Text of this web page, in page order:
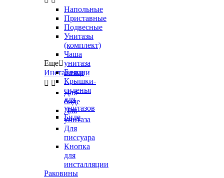
Напольные
Приставные
Подвесные
Унитазы
(комплект)
Чаша
унитаза
Бачки
Крышки-
сиденья
для
унитазов
Биде
Еще
Инсталляции
 
Для
биде
Для
унитаза
Для
писсуара
Кнопка
для
инсталляции
Раковины